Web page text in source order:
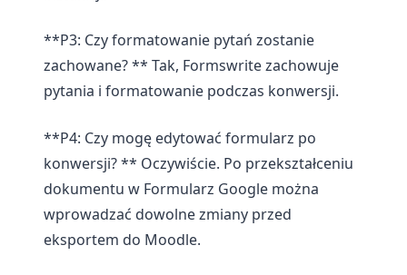
**P3: Czy formatowanie pytań zostanie
zachowane? ** Tak, Formswrite zachowuje
pytania i formatowanie podczas konwersji.
**P4: Czy mogę edytować formularz po
konwersji? ** Oczywiście. Po przekształceniu
dokumentu w Formularz Google można
wprowadzać dowolne zmiany przed
eksportem do Moodle.